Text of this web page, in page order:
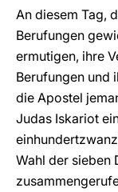
An diesem Tag,
Berufungen
ermutigen, ihre
Berufungen und
die Apostel
Judas Iskariot
Wahl der sieben